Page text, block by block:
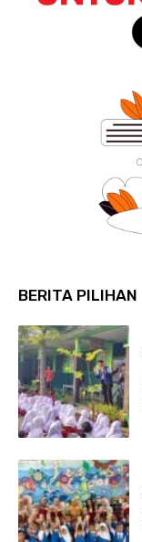
BERITA PILIHAN